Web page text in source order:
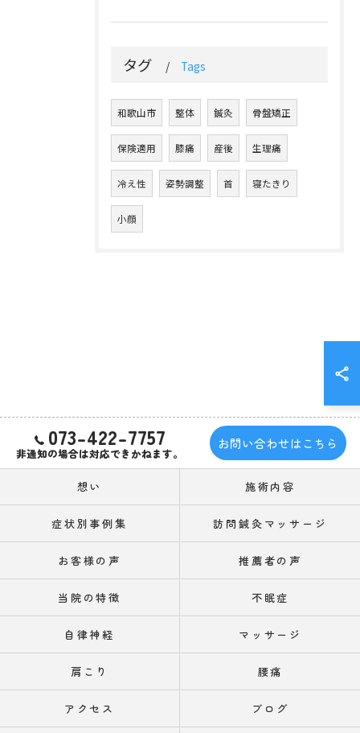
タグ Tags
和歌山市 整体 鍼灸 骨盤矯正
保険適用 膝痛 産後 生理痛
冷え性 姿勢調整 首 寝たきり
小顔
073-422-7757
非通知の場合は対応できかねます。
お問い合わせはこちら
想い 施術内容
症状別事例集 訪問鍼灸マッサージ
お客様の声 推薦者の声
当院の特徴 不眠症
自律神経 マッサージ
肩こり 腰痛
アクセス ブログ